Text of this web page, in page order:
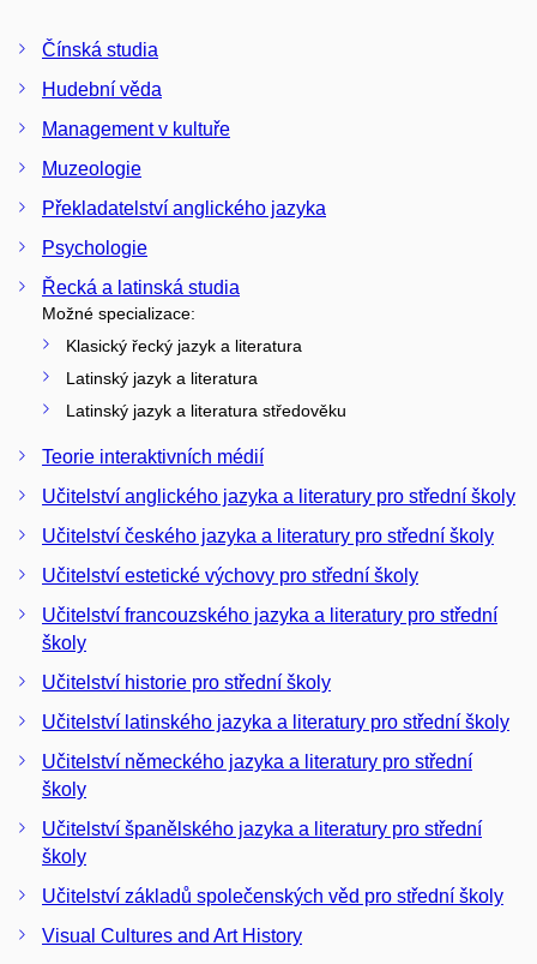
Čínská studia
Hudební věda
Management v kultuře
Muzeologie
Překladatelství anglického jazyka
Psychologie
Řecká a latinská studia
Možné specializace:
Klasický řecký jazyk a literatura
Latinský jazyk a literatura
Latinský jazyk a literatura středověku
Teorie interaktivních médií
Učitelství anglického jazyka a literatury pro střední školy
Učitelství českého jazyka a literatury pro střední školy
Učitelství estetické výchovy pro střední školy
Učitelství francouzského jazyka a literatury pro střední
školy
Učitelství historie pro střední školy
Učitelství latinského jazyka a literatury pro střední školy
Učitelství německého jazyka a literatury pro střední
školy
Učitelství španělského jazyka a literatury pro střední
školy
Učitelství základů společenských věd pro střední školy
Visual Cultures and Art History